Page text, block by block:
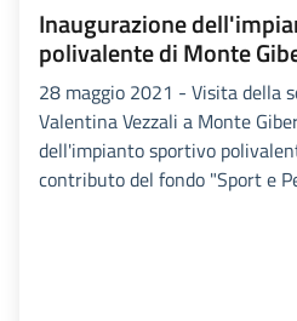
Inaugurazione
polivalente di Monte
28 maggio 2021 - Visita della
Valentina Vezzali a Monte
dell'impianto sportivo
contributo del fondo "Sport e